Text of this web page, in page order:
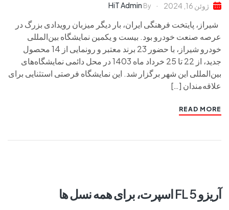
ژوئن 16, 2024 By
HiT Admin
شیراز، پایتخت فرهنگی ایران، بار دیگر میزبان رویدادی بزرگ در
عرصه صنعت خودرو بود. بیست و یکمین نمایشگاه بین‌المللی
خودرو شیراز، با حضور 23 برند معتبر و رونمایی از 14 محصول
جدید، از 22 تا 25 خرداد ماه 1403 در محل دائمی نمایشگاه‌های
بین‌المللی این شهر برگزار شد. این نمایشگاه فرصتی استثنایی برای
علاقه‌مندان […]
READ MORE
آریزو 5 FL اسپرت، برای همه نسل ها